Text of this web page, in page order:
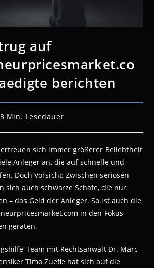
auf
berichten
Lesedauer:
3 Min. Lesedauer
sich immer größerer Beliebtheit
Anleger an, die auf schnelle und
Doch Vorsicht: Zwischen seriösen
sich auch schwarze Schafe, die nur
– das Geld der Anleger. So ist auch die
in den Fokus
geraten.
Team mit Rechtsanwalt Dr. Marc
Timo Zuefle hat sich auf die